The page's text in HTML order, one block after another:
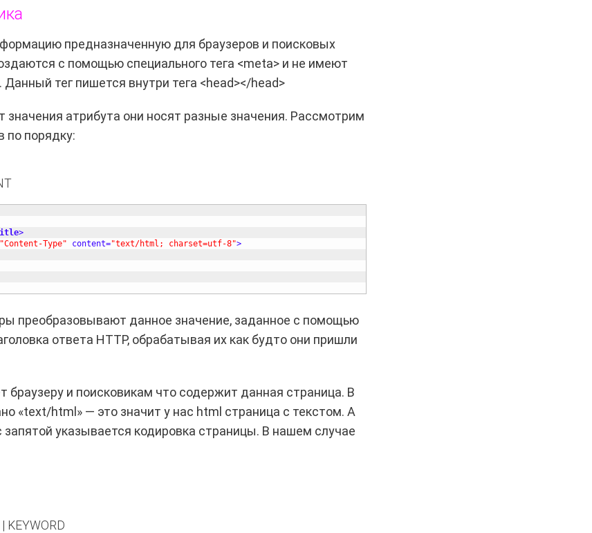
предназначенную для браузеров и поисковых
с помощью специального тега <meta>и не имеют
тег пишется внутри тега <head></head>
значения атрибута они носят разные значения. Рассмотрим
по порядку:
>
Type" content="text/html; charset=utf-8">
преобразовывают данное значение, заданное с помощью
ответа HTTP, обрабатывая их как будто они пришли
браузеру и поисковикам что содержит данная страница. В
«text/html» — это значит у нас html страница с текстом. А
запятой указывается кодировка страницы. В нашем случае
KEYWORD